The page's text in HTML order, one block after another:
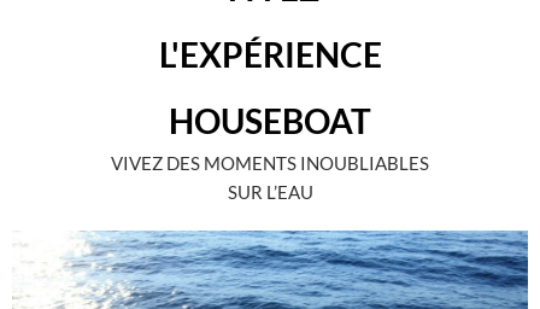
L'EXPÉRIENCE
HOUSEBOAT
VIVEZ DES MOMENTS INOUBLIABLES
SUR L’EAU